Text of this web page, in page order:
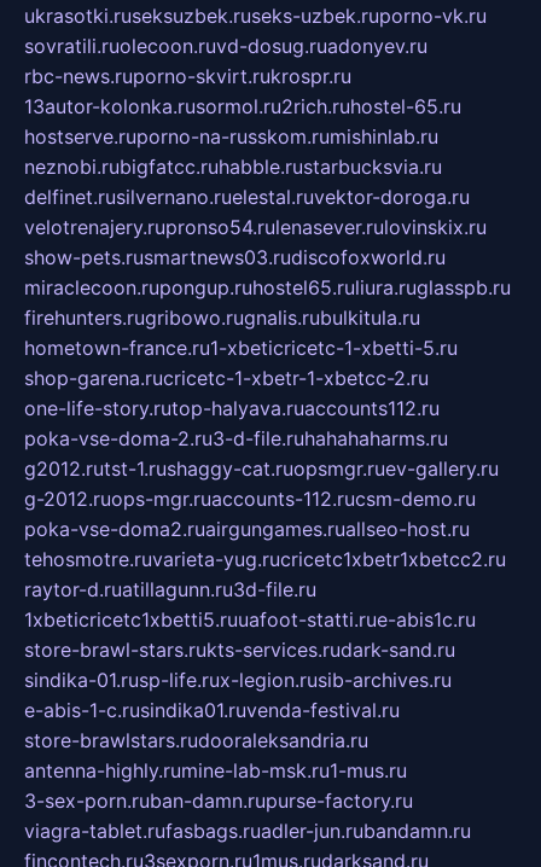
ukrasotki.ruseksuzbek.ruseks-uzbek.ruporno-vk.ru
sovratili.ruolecoon.ruvd-dosug.ruadonyev.ru
rbc-news.ruporno-skvirt.rukrospr.ru
13autor-kolonka.rusormol.ru2rich.ruhostel-65.ru
hostserve.ruporno-na-russkom.rumishinlab.ru
neznobi.rubigfatcc.ruhabble.rustarbucksvia.ru
delfinet.rusilvernano.ruelestal.ruvektor-doroga.ru
velotrenajery.rupronso54.rulenasever.rulovinskix.ru
show-pets.rusmartnews03.rudiscofoxworld.ru
miraclecoon.rupongup.ruhostel65.ruliura.ruglasspb.ru
firehunters.rugribowo.rugnalis.rubulkitula.ru
hometown-france.ru1-xbeticricetc-1-xbetti-5.ru
shop-garena.rucricetc-1-xbetr-1-xbetcc-2.ru
one-life-story.rutop-halyava.ruaccounts112.ru
poka-vse-doma-2.ru3-d-file.ruhahahaharms.ru
g2012.rutst-1.rushaggy-cat.ruopsmgr.ruev-gallery.ru
g-2012.ruops-mgr.ruaccounts-112.rucsm-demo.ru
poka-vse-doma2.ruairgungames.ruallseo-host.ru
tehosmotre.ruvarieta-yug.rucricetc1xbetr1xbetcc2.ru
raytor-d.ruatillagunn.ru3d-file.ru
1xbeticricetc1xbetti5.ruuafoot-statti.rue-abis1c.ru
store-brawl-stars.rukts-services.rudark-sand.ru
sindika-01.rusp-life.rux-legion.rusib-archives.ru
e-abis-1-c.rusindika01.ruvenda-festival.ru
store-brawlstars.rudooraleksandria.ru
antenna-highly.rumine-lab-msk.ru1-mus.ru
3-sex-porn.ruban-damn.rupurse-factory.ru
viagra-tablet.rufasbags.ruadler-jun.rubandamn.ru
fincontech.ru3sexporn.ru1mus.rudarksand.ru